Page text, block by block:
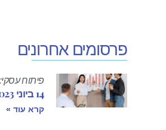
פרסומים אחרונים
פיתוח
14 ביוני 2023
קרא עוד »